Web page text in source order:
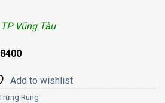
Vũng Tàu
Add to wishlist
Rung